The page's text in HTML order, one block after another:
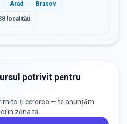
Arad Brasov
localități
potrivit pentru
ți cererea — te anunțăm
în zona ta.